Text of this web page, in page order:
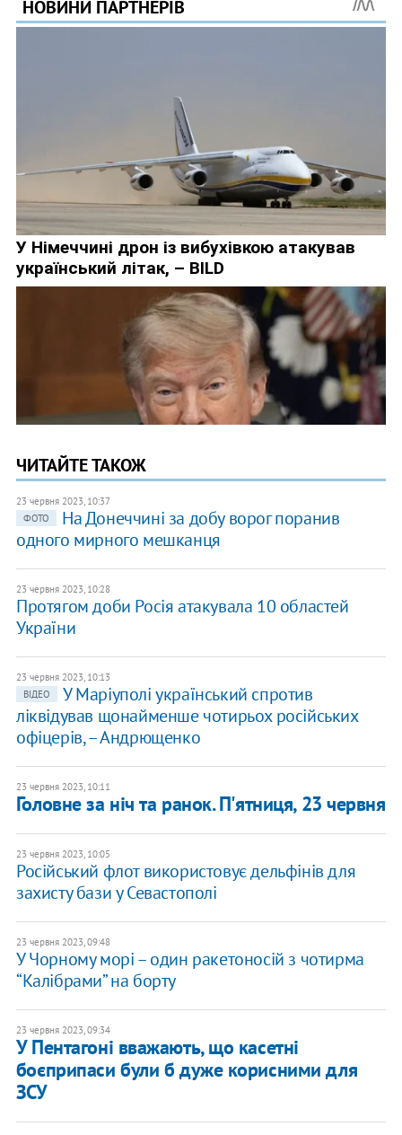
ЧИТАЙТЕ ТАКОЖ
23 червня 2023, 10:37
ФОТО
На Донеччині за добу ворог поранив
одного мирного мешканця
23 червня 2023, 10:28
Протягом доби Росія атакувала 10 областей
України
23 червня 2023, 10:13
ВІДЕО
У Маріуполі український спротив
ліквідував щонайменше чотирьох російських
офіцерів, – Андрющенко
23 червня 2023, 10:11
Головне за ніч та ранок. П'ятниця, 23 червня
23 червня 2023, 10:05
Російський флот використовує дельфінів для
захисту бази у Севастополі
23 червня 2023, 09:48
У Чорному морі – один ракетоносій з чотирма
“Калібрами” на борту
23 червня 2023, 09:34
У Пентагоні вважають, що касетні
боєприпаси були б дуже корисними для
ЗСУ